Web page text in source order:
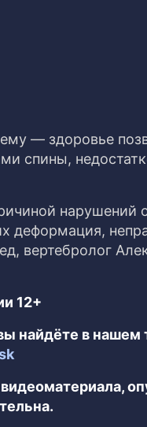
— здоровье
спины,
нарушений
деформация,
вертебролог
12+
найдёте в нашем